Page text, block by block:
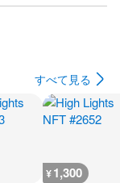
すべて見る
¥1,300